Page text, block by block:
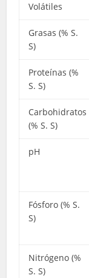
Volátiles
Grasas (% S.
S)
Proteínas (%
S. S)
Carbohidratos
(% S. S)
pH
Fósforo (% S.
S)
Nitrógeno (%
S. S)